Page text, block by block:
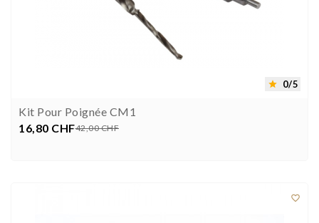
 0/5
Kit Pour Poignée CM1
Prix
16,80 CHF Prix
42,00 CHF
